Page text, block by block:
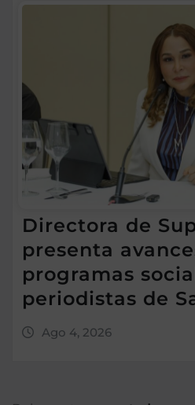
Directora de
presenta
programas
periodistas de
Ago 4, 2026